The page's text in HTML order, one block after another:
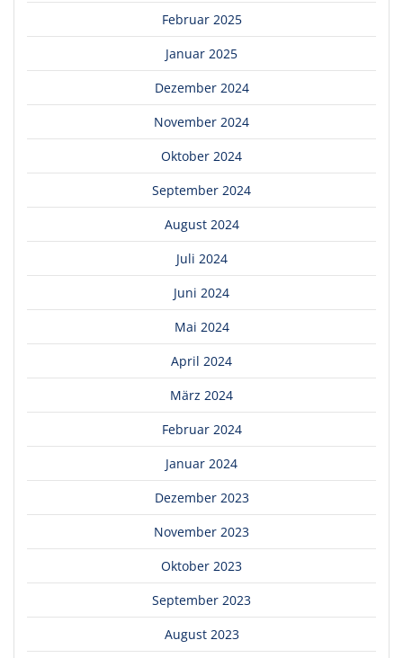
Februar 2025
Januar 2025
Dezember 2024
November 2024
Oktober 2024
September 2024
August 2024
Juli 2024
Juni 2024
Mai 2024
April 2024
März 2024
Februar 2024
Januar 2024
Dezember 2023
November 2023
Oktober 2023
September 2023
August 2023